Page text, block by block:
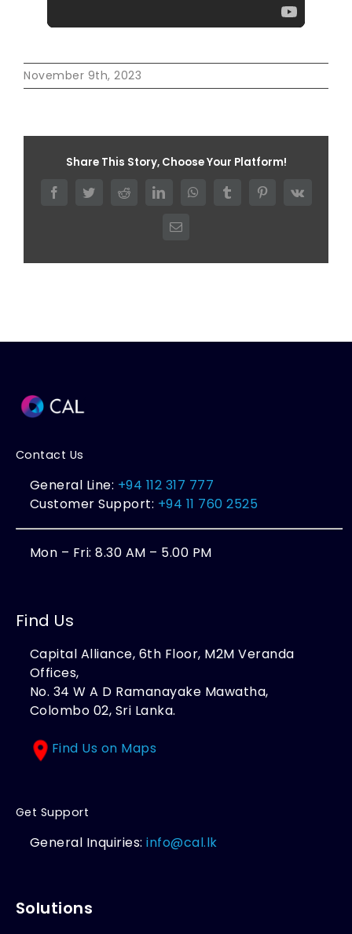
November 9th, 2023
Share This Story, Choose Your Platform!
FacebookTwitterRedditLinkedInWhatsAppTumblr PinterestVk
Email
Contact Us
General Line: +94 112 317 777
Customer Support: +94 11 760 2525
Mon – Fri: 8.30 AM – 5.00 PM
Find Us
Capital Alliance, 6th Floor, M2M Veranda
Offices,
No. 34 W A D Ramanayake Mawatha,
Colombo 02, Sri Lanka.
Find Us on Maps
Get Support
General Inquiries:info@cal.lk
Solutions